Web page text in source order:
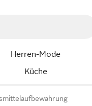
Herren-Mode
Küche